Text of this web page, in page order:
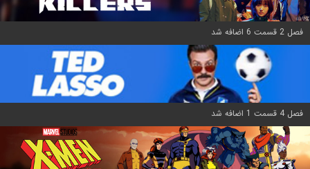
فصل 2 قسمت 6 اضافه شد
فصل 4 قسمت 1 اضافه شد